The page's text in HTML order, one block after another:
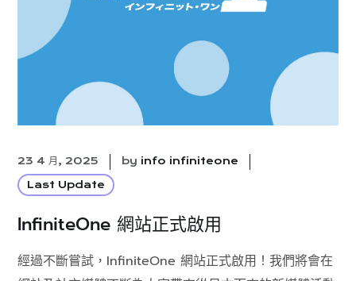
23 4 月, 2025 by info infiniteone
Last Update
InfiniteOne 網站正式啟用
經過不斷嘗試，InfiniteOne 網站正式啟用！我們將會在